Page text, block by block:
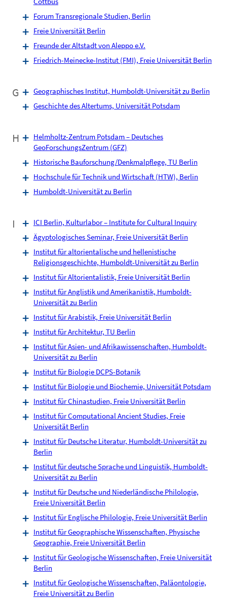
Forum Transregionale Studien, Berlin
Freie Universität Berlin
Freunde der Altstadt von Aleppo e.V.
Friedrich-Meinecke-Institut (FMI), Freie Universität Berlin
G
Geographisches Institut, Humboldt-Universität zu Berlin
Geschichte des Altertums, Universität Potsdam
H
Helmholtz-Zentrum Potsdam – Deutsches
GeoForschungsZentrum (GFZ)
Historische Bauforschung/Denkmalpflege, TU Berlin
Hochschule für Technik und Wirtschaft (HTW), Berlin
Humboldt-Universität zu Berlin
I
ICI Berlin, Kulturlabor – Institute for Cultural Inquiry
Ägyptologisches Seminar, Freie Universität Berlin
Institut für altorientalische und hellenistische
Religionsgeschichte, Humboldt-Universität zu Berlin
Institut für Altorientalistik, Freie Universität Berlin
Institut für Anglistik und Amerikanistik, Humboldt-
Universität zu Berlin
Institut für Arabistik, Freie Universität Berlin
Institut für Architektur, TU Berlin
Institut für Asien- und Afrikawissenschaften, Humboldt-
Universität zu Berlin
Institut für Biologie DCPS-Botanik
Institut für Biologie und Biochemie, Universität Potsdam
Institut für Chinastudien, Freie Universität Berlin
Institut für Computational Ancient Studies, Freie
Universität Berlin
Institut für Deutsche Literatur, Humboldt-Universität zu
Berlin
Institut für deutsche Sprache und Linguistik, Humboldt-
Universität zu Berlin
Institut für Deutsche und Niederländische Philologie,
Freie Universität Berlin
Institut für Englische Philologie, Freie Universität Berlin
Institut für Geographische Wissenschaften, Physische
Geographie, Freie Universität Berlin
Institut für Geologische Wissenschaften, Freie Universität
Berlin
Institut für Geologische Wissenschaften, Paläontologie,
Freie Universität zu Berlin